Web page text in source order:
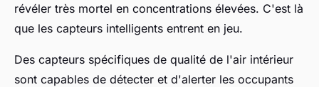
révéler très mortel en concentrations élevées. C'est là
que les capteurs intelligents entrent en jeu.
Des capteurs spécifiques de qualité de l'air intérieur
sont capables de détecter et d'alerter les occupants